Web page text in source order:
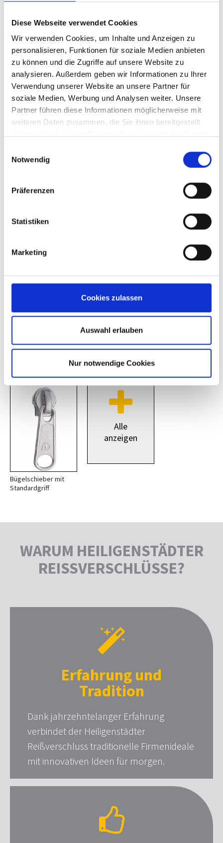
Diese Webseite verwendet Cookies
Wir verwenden Cookies, um Inhalte und Anzeigen zu
personalisieren, Funktionen für soziale Medien anbieten
zu können und die Zugriffe auf unsere Website zu
analysieren. Außerdem geben wir Informationen zu Ihrer
Verwendung unserer Website an unsere Partner für
soziale Medien, Werbung und Analysen weiter. Unsere
Partner führen diese Informationen möglicherweise mit
weiteren Daten zusammen, die Sie ihnen bereitgestellt
Notwendig
Präferenzen
Statistiken
Marketing
Cookies zulassen
Auswahl erlauben
Nur notwendige Cookies
mit Standardgriff
Anhänger mit
*
direkter Ring
Semiautomatik silber
oder altsilber
gummiert schwarz
(auch
möglich)
*
Bügelschieber mit
Standardgriff
Alle
anzeigen
WARUM HEILIGENSTÄDTER
REISSVERSCHLÜSSE?
Erfahrung und
Tradition
Dank jahrzehntelanger Erfahrung
verbindet der Heiligenstädter
Reißverschluss traditionelle Firmenideale
mit innovativen Ideen für morgen.